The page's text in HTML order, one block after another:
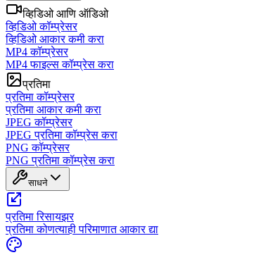
व्हिडिओ आणि ऑडिओ
व्हिडिओ कॉम्प्रेसर
व्हिडिओ आकार कमी करा
MP4 कॉम्प्रेसर
MP4 फाइल्स कॉम्प्रेस करा
प्रतिमा
प्रतिमा कॉम्प्रेसर
प्रतिमा आकार कमी करा
JPEG कॉम्प्रेसर
JPEG प्रतिमा कॉम्प्रेस करा
PNG कॉम्प्रेसर
PNG प्रतिमा कॉम्प्रेस करा
साधने
प्रतिमा रिसायझर
प्रतिमा कोणत्याही परिमाणात आकार द्या